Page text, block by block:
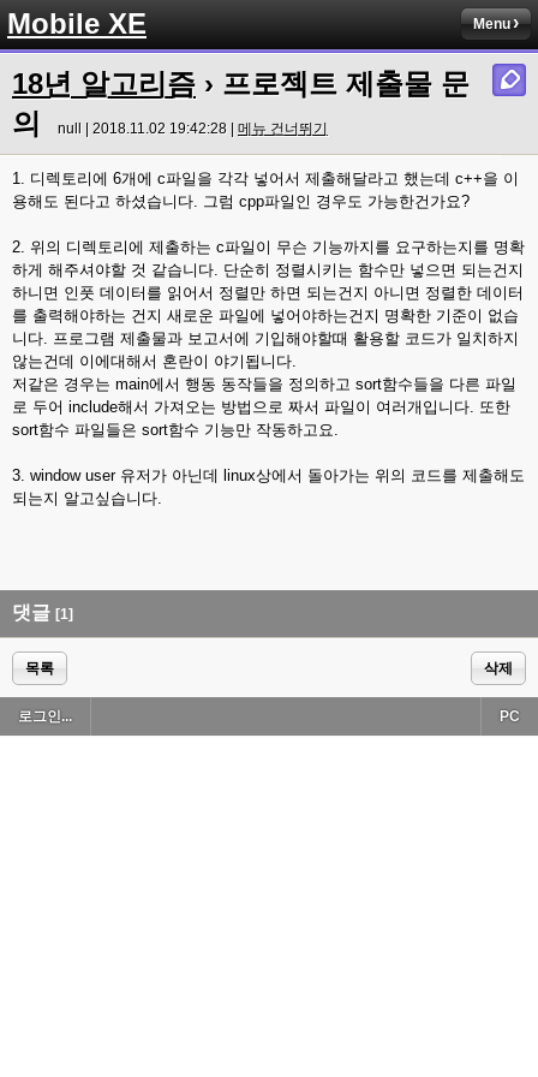
Mobile XE Menu
18년 알고리즘 › 프로젝트 제출물 문
의
null | 2018.11.02 19:42:28 | 메뉴 건너뛰기
1. 디렉토리에 6개에 c파일을 각각 넣어서 제출해달라고 했는데 c++을 이
용해도 된다고 하셨습니다. 그럼 cpp파일인 경우도 가능한건가요?
2. 위의 디렉토리에 제출하는 c파일이 무슨 기능까지를 요구하는지를 명확
하게 해주셔야할 것 같습니다. 단순히 정렬시키는 함수만 넣으면 되는건지
하니면 인풋 데이터를 읽어서 정렬만 하면 되는건지 아니면 정렬한 데이터
를 출력해야하는 건지 새로운 파일에 넣어야하는건지 명확한 기준이 없습
니다. 프로그램 제출물과 보고서에 기입해야할때 활용할 코드가 일치하지
않는건데 이에대해서 혼란이 야기됩니다.
저같은 경우는 main에서 행동 동작들을 정의하고 sort함수들을 다른 파일
로 두어 include해서 가져오는 방법으로 짜서 파일이 여러개입니다. 또한
sort함수 파일들은 sort함수 기능만 작동하고요.
3. window user 유저가 아닌데 linux상에서 돌아가는 위의 코드를 제출해도
되는지 알고싶습니다.
댓글 [1]
목록 삭제
로그인... PC